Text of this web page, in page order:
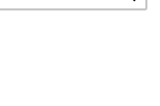
索: